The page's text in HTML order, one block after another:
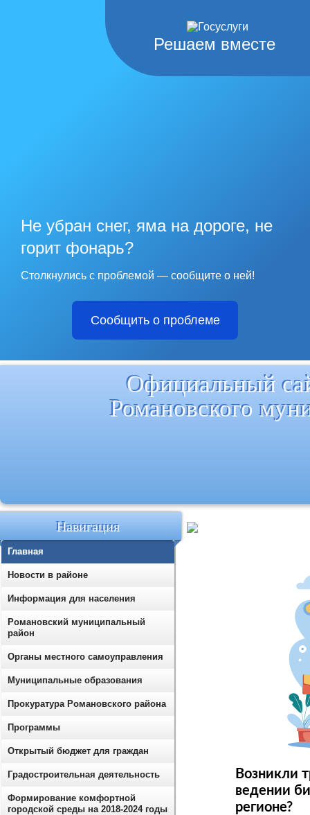
Решаем вместе
Не убран снег, яма на дороге, не
горит фонарь?
Столкнулись с проблемой — сообщите о ней!
Сообщить о проблеме
Официальный
Романовского
Возникли
ведении
регионе?
Навигация
Главная
Новости в районе
Информация для населения
Романовский муниципальный
район
Органы местного самоуправления
Муниципальные образования
Прокуратура Романовского района
Программы
Открытый бюджет для граждан
Градостроительная деятельность
Формирование комфортной
городской среды на 2018-2024 годы